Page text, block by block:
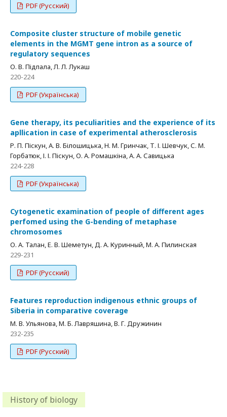
PDF (Русский)
Composite cluster structure of mobile genetic
elements in the MGMT gene intron as a source of
regulatory sequences
О. В. Підпала, Л. Л. Лукаш
220-224
PDF (Українська)
Gene therapy, its peculiarities and the experience of its
apllication in case of experimental atherosclerosis
Р. П. Піскун, А. В. Білошицька, Н. М. Гринчак, Т. І. Шевчук, С. М.
Горбатюк, І. І. Піскун, О. А. Ромашкіна, А. А. Савицька
224-228
PDF (Українська)
Сytogenetic examination of people of different ages
perfomed using the G-bending of metaphase
chromosomes
О. А. Талан, Е. В. Шеметун, Д. А. Куринный, М. А. Пилинская
229-231
PDF (Русский)
Features reproduction indigenous ethnic groups of
Siberia in comparative coverage
M. В. Ульянова, М. Б. Лавряшина, В. Г. Дружинин
232-235
PDF (Русский)
History of biology